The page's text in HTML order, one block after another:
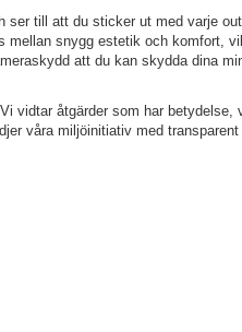
ser till att du sticker ut med varje
mellan snygg estetik och komfort,
att du kan skydda dina
vidtar åtgärder som har betydelse,
våra miljöinitiativ med transparent